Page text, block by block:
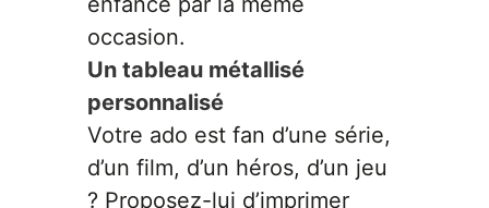
occasion.
Un tableau métallisé
personnalisé
Votre ado est fan d’une série,
d’un film, d’un héros, d’un jeu
? Proposez-lui d’imprimer